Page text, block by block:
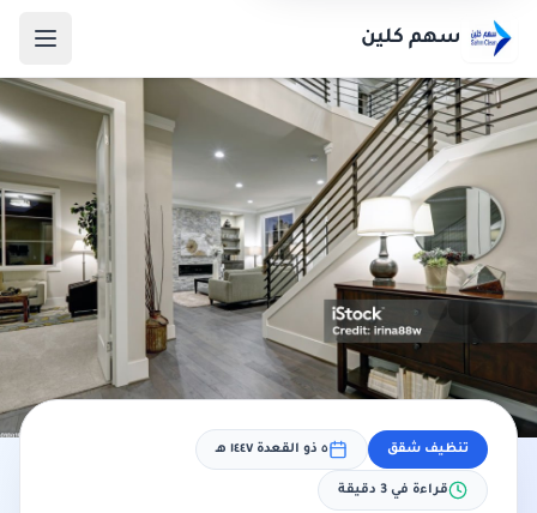
سهم كلين
تنظيف شقق ٥ ذو القعدة ١٤٤٧ هـ
قراءة في 3 دقيقة